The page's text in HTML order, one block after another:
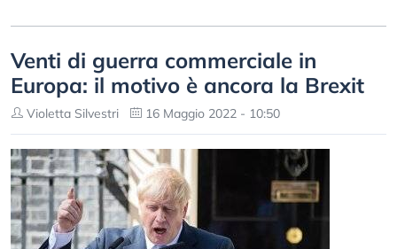
Venti di guerra commerciale in
Europa: il motivo è ancora la Brexit
Violetta Silvestri 16 Maggio 2022 - 10:50